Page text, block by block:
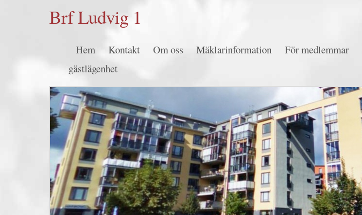
Brf Ludvig 1
Hem Kontakt Om oss Mäklarinformation För medlemmar
gästlägenhet